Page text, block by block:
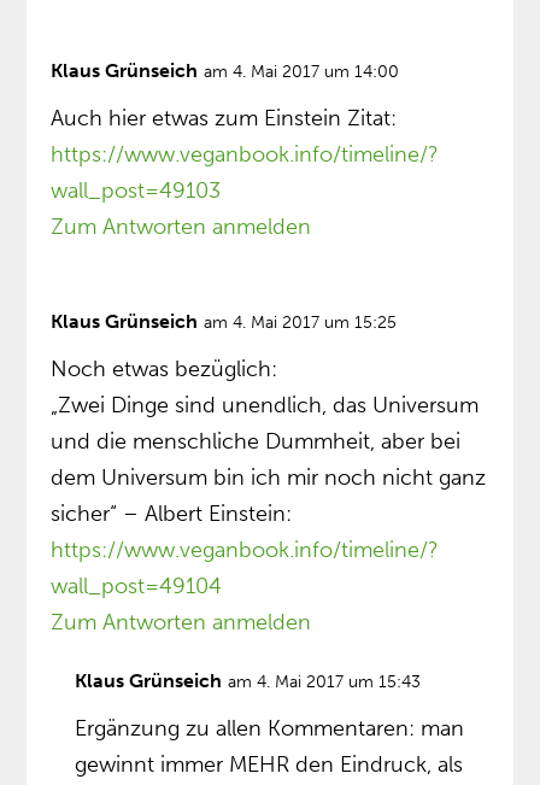
Klaus Grünseich am 4. Mai 2017 um 14:00
Auch hier etwas zum Einstein Zitat:
https://www.veganbook.info/timeline/?
wall_post=49103
Zum Antworten anmelden
Klaus Grünseich am 4. Mai 2017 um 15:25
Noch etwas bezüglich:
„Zwei Dinge sind unendlich, das Universum
und die menschliche Dummheit, aber bei
dem Universum bin ich mir noch nicht ganz
sicher“ – Albert Einstein:
https://www.veganbook.info/timeline/?
wall_post=49104
Zum Antworten anmelden
Klaus Grünseich am 4. Mai 2017 um 15:43
Ergänzung zu allen Kommentaren: man
gewinnt immer MEHR den Eindruck, als